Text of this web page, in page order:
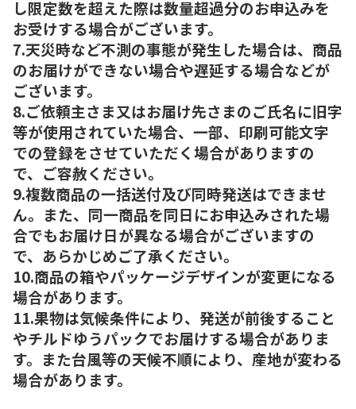
し限定数を超えた際は数量超過分のお申込みを
お受けする場合がございます。
7.天災時など不測の事態が発生した場合は、商品
のお届けができない場合や遅延する場合などが
ございます。
8.ご依頼主さま又はお届け先さまのご氏名に旧字
等が使用されていた場合、一部、印刷可能文字
での登録をさせていただく場合がありますの
で、ご容赦ください。
9.複数商品の一括送付及び同時発送はできませ
ん。また、同一商品を同日にお申込みされた場
合でもお届け日が異なる場合がございますの
で、あらかじめご了承ください。
10.商品の箱やパッケージデザインが変更になる
場合があります。
11.果物は気候条件により、発送が前後すること
やチルドゆうパックでお届けする場合がありま
す。また台風等の天候不順により、産地が変わる
場合があります。